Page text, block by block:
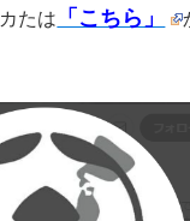
たは 「こちら」